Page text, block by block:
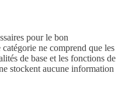
pour le bon
ne comprend que les
de base et les fonctions de
stockent aucune information